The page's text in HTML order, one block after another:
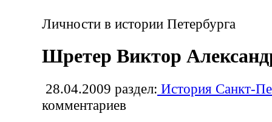
Личности в истории Петербурга
Шретер Виктор
28.04.2009 раздел: История Санкт-
комментариев